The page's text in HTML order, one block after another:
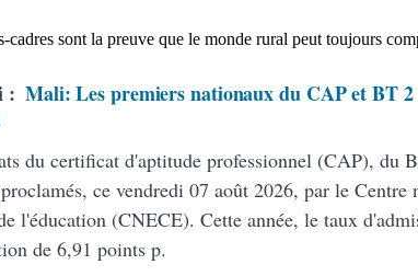
cadres sont la preuve que le monde rural peut toujours
: Mali: Les premiers nationaux du CAP et BT 2
du certificat d'aptitude professionnel (CAP), du
ce vendredi 07 août 2026, par le Centre
l'éducation (CNECE). Cette année, le taux
de 6,91 points p.